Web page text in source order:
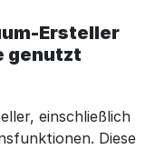
Ersteller
genutzt
einschließlich
Diese